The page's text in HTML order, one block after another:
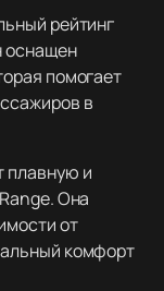
рейтинг
оснащен
помогает
в
плавную и
Она
от
комфорт